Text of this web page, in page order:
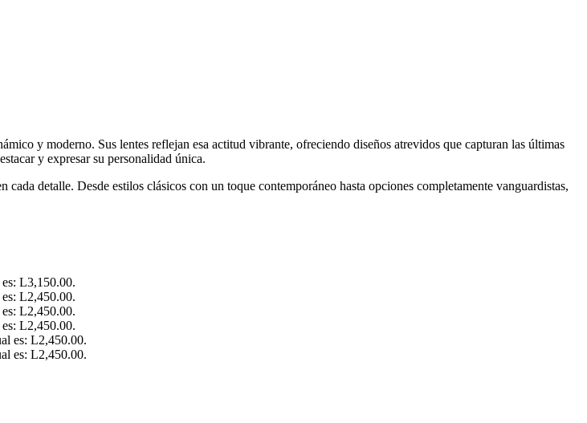
y moderno. Sus lentes reflejan esa actitud vibrante, ofreciendo diseños atrevidos que capturan las últimas
y expresar su personalidad única.
detalle. Desde estilos clásicos con un toque contemporáneo hasta opciones completamente vanguardistas,
L3,150.00.
L2,450.00.
L2,450.00.
L2,450.00.
es: L2,450.00.
es: L2,450.00.